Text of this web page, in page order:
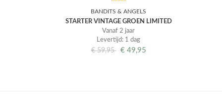
BANDITS & ANGELS
STARTER VINTAGE GROEN LIMITED
Vanaf 2 jaar
Levertijd: 1 dag
€59,95 € 49,95